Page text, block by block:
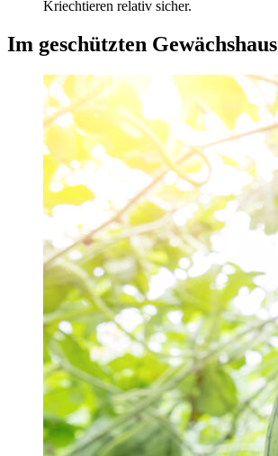
Kriechtieren relativ sicher.
Im geschützten Gewächshaus